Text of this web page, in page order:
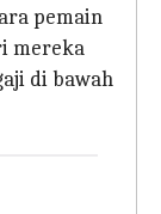
pemain
mereka
di bawah